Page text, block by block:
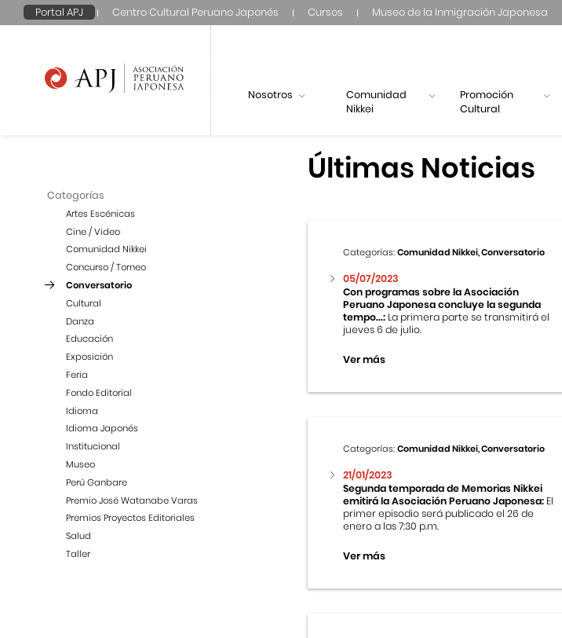
Portal APJ Centro Cultural Peruano Japonés Cursos Museo de la Inmigración Japonesa
Nosotros
Comunidad
Nikkei
Promoción
Cultural
Categorías
Artes Escénicas
Cine / Video
Comunidad Nikkei
Concurso / Torneo
Conversatorio
Cultural
Danza
Educación
Exposición
Feria
Fondo Editorial
Idioma
Idioma Japonés
Institucional
Museo
Perú Ganbare
Premio José Watanabe Varas
Premios Proyectos Editoriales
Salud
Taller
Últimas Noticias
Categorías:Comunidad Nikkei, Conversatorio
05/07/2023
Con programas sobre la Asociación
Peruano Japonesa concluye la segunda
tempo...: La primera parte se transmitirá el
jueves 6 de julio.
Ver más
Categorías:Comunidad Nikkei, Conversatorio
21/01/2023
Segunda temporada de Memorias Nikkei
emitirá la Asociación Peruano Japonesa: El
primer episodio será publicado el 26 de
enero a las 7:30 p.m.
Ver más